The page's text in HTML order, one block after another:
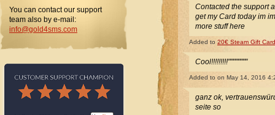
Contacted the support
get my Card today im
more stuff here
Added to 20€ Steam Gift Card
Cool!!!!!!!!!""""""""
Added to on May 14, 2016
ganz ok,
seite so
You can contact our support
team also by e-mail:
info@gold4sms.com